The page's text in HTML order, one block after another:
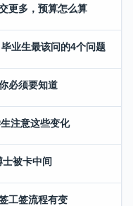
更多，预算怎么算
业生最该问的4个问题
必须要知道
注意这些变化
被卡中间
工签流程有变